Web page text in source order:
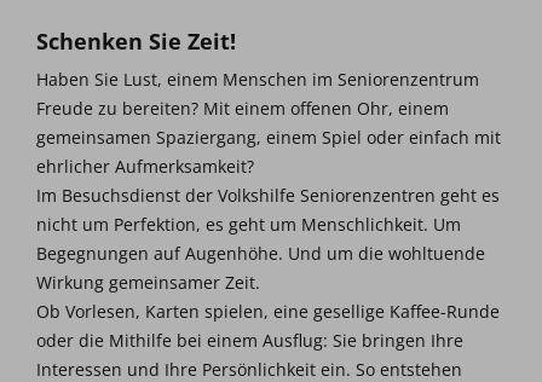
Schenken Sie Zeit!
Haben Sie Lust, einem Menschen im Seniorenzentrum
Freude zu bereiten? Mit einem offenen Ohr, einem
gemeinsamen Spaziergang, einem Spiel oder einfach mit
ehrlicher Aufmerksamkeit?
Im Besuchsdienst der Volkshilfe Seniorenzentren geht es
nicht um Perfektion, es geht um Menschlichkeit. Um
Begegnungen auf Augenhöhe. Und um die wohltuende
Wirkung gemeinsamer Zeit.
Ob Vorlesen, Karten spielen, eine gesellige Kaffee-Runde
oder die Mithilfe bei einem Ausflug: Sie bringen Ihre
Interessen und Ihre Persönlichkeit ein. So entstehen